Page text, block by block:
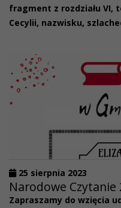
fragment z rozdziału VI,
Cecylii, nazwisku,
25 sierpnia 2023
Narodowe Czytanie
Zapraszamy do wzięcia